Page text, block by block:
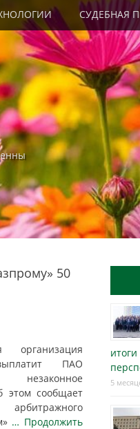
СУДЕБНАЯ
50
организация
ПАО
незаконное
этом сообщает
… Продолжить
5